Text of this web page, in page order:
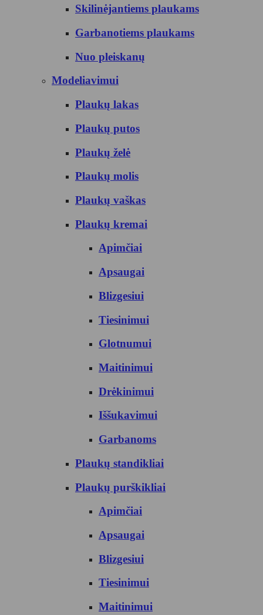
Skilinėjantiems plaukams
Garbanotiems plaukams
Nuo pleiskanų
Modeliavimui
Plaukų lakas
Plaukų putos
Plaukų želė
Plaukų molis
Plaukų vaškas
Plaukų kremai
Apimčiai
Apsaugai
Blizgesiui
Tiesinimui
Glotnumui
Maitinimui
Drėkinimui
Iššukavimui
Garbanoms
Plaukų standikliai
Plaukų purškikliai
Apimčiai
Apsaugai
Blizgesiui
Tiesinimui
Maitinimui